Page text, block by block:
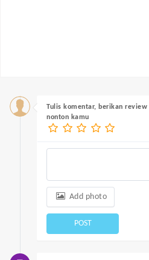
Tulis komentar, berikan
nonton kamu
Add photo
POST